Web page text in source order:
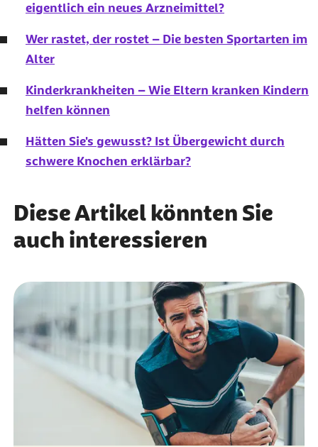
eigentlich ein neues Arzneimittel?
Wer rastet, der rostet – Die besten Sportarten im
Alter
Kinderkrankheiten – Wie Eltern kranken Kindern
helfen können
Hätten Sie's gewusst? Ist Übergewicht durch
schwere Knochen erklärbar?
Diese Artikel könnten Sie
auch interessieren